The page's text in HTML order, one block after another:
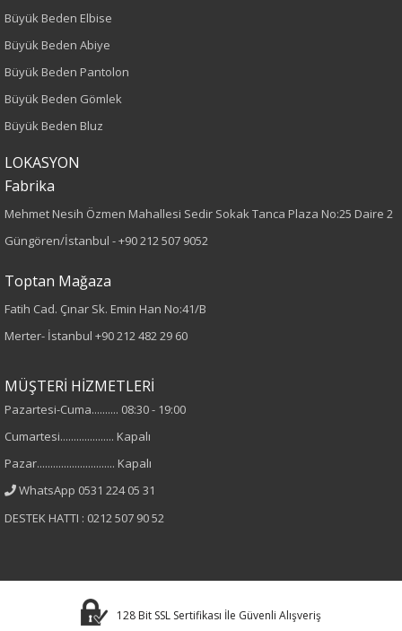
Boy
Kumaş Tipi
Desen
Düz
Baskılı
Kumaş
%52 Viskon
%20 Nylon
Yaka Tipi
Cinsiyet
Kol Tipi
Büyük Beden Elbise
Büyük Beden Abiye
Büyük Beden Pantolon
Büyük Beden Gömlek
Büyük Beden Bluz
LOKASYON
Fabrika
Mehmet Nesih Özmen Mahallesi Sedir Sokak Tanca Plaza No:25 Daire 2
Güngören/İstanbul -+90 212 507 9052
Toptan Mağaza
Fatih Cad. Çınar Sk. Emin Han No:41/B
Merter- İstanbul +90 212 482 29 60
MÜŞTERİ HİZMETLERİ
Pazartesi-Cuma.......... 08:30 - 19:00
Cumartesi.................... Kapalı
Pazar............................. Kapalı
WhatsApp 0531 224 05 31
DESTEK HATTI : 0212 507 90 52
128 Bit SSL Sertifikası İle Güvenli Alışveriş